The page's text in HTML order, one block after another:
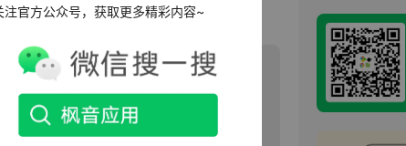
用的工具尽在其中，内容丰富，工具
官方公众号，获取更多精彩内容~